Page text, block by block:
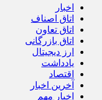
اخبار
اتاق اصناف
اتاق تعاون
اتاق بازرگانی
ارز دیجیتال
یادداشت
اقتصاد
آخرین اخبار
اخبار مهم